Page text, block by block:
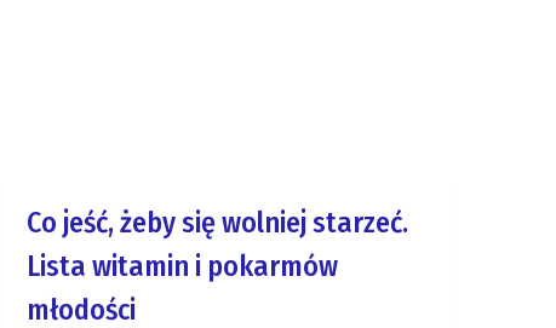
Co jeść, żeby się wolniej starzeć.
Lista witamin i pokarmów
młodości